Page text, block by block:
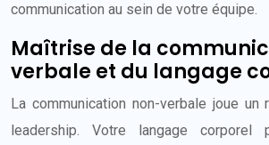
communication au sein de votre équipe.
Maîtrise de la
verbale et du langage
La communication non-verbale joue un
leadership. Votre langage corporel